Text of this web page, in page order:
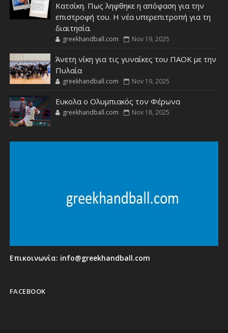
Κατσίκη. Πως ληφθηκε η απόφαση για την
επιστροφή του. Η νέα υπερεπιτροπή για τη
διαιτησία.
greekhandball.com Nov 19, 2025
Άνετη νίκη για τις γυναίκες του ΠΑΟΚ με την
Πυλαία
greekhandball.com Nov 19, 2025
Ευκολα ο Ολυμπιακός τον Φέρωνα
greekhandball.com Nov 18, 2025
Επικοινωνία: info@greekhandball.com
FACEBOOK